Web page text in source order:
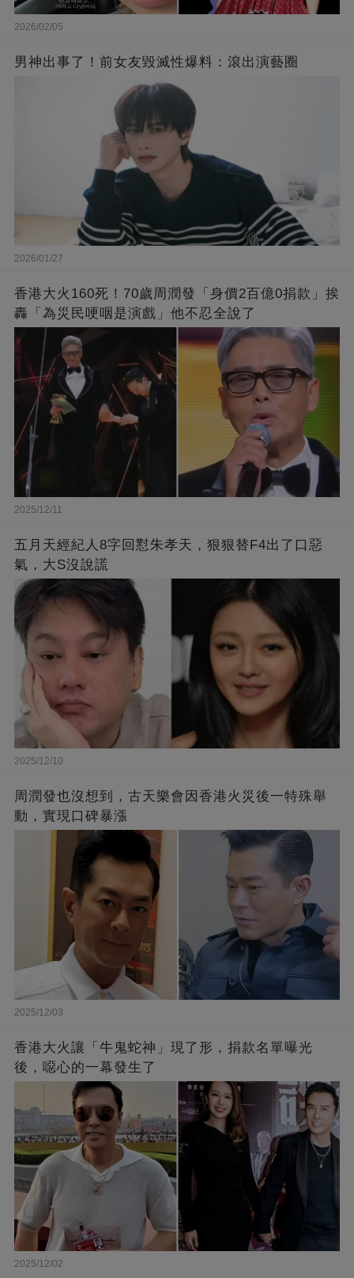
2026/02/05
男神出事了！前女友毀滅性爆料：滾出演藝圈
2026/01/27
香港大火160死！70歲周潤發「身價2百億0捐款」挨
轟「為災民哽咽是演戲」他不忍全說了
2025/12/11
五月天經紀人8字回懟朱孝天，狠狠替F4出了口惡
氣，大S沒說謊
2025/12/10
周潤發也沒想到，古天樂會因香港火災後一特殊舉
動，實現口碑暴漲
2025/12/03
香港大火讓「牛鬼蛇神」現了形，捐款名單曝光
後，噁心的一幕發生了
2025/12/02